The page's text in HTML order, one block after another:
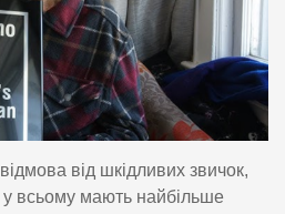
від шкідливих звичок,
у всьому мають найбільше